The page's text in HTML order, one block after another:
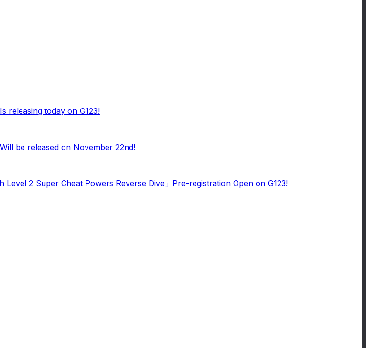
releasing today on G123!
be released on November 22nd!
2 Super Cheat Powers Reverse Dive」Pre-registration Open on G123!